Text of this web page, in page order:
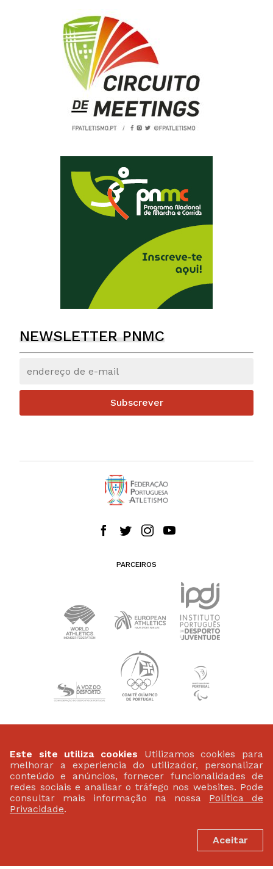
NEWSLETTER PNMC
Subscrever
PARCEIROS
Este site utiliza cookies Utilizamos cookies para
melhorar a experiencia do utilizador, personalizar
conteúdo e anúncios, fornecer funcionalidades de
redes sociais e analisar o tráfego nos websites. Pode
consultar mais informação na nossa Política de
Privacidade.
Aceitar